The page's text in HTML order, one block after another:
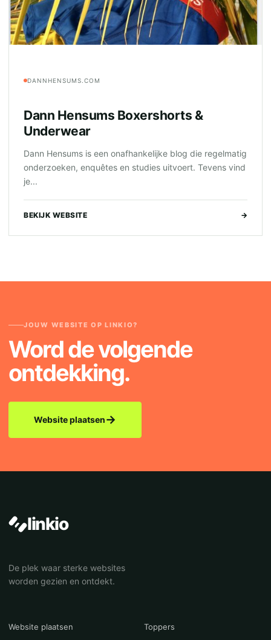
DANNHENSUMS.COM
Dann Hensums Boxershorts &
Underwear
Dann Hensums is een onafhankelijke blog die regelmatig
onderzoeken, enquêtes en studies uitvoert. Tevens vind
je...
BEKIJK WEBSITE →
JOUW WEBSITE OP LINKIO?
Word de volgende
ontdekking.
Website plaatsen→
linkio
De plek waar sterke websites
worden gezien en ontdekt.
Website plaatsen Toppers